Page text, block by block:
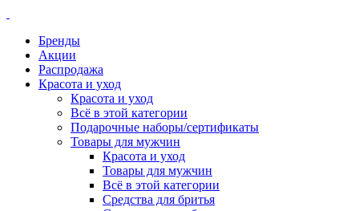
Бренды
Акции
Распродажа
Красота и уход
Красота и уход
Всё в этой категории
Подарочные наборы/сертификаты
Товары для мужчин
Красота и уход
Товары для мужчин
Всё в этой категории
Средства для бритья